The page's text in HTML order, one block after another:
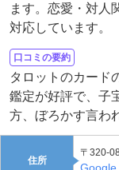
ます。恋愛・対人
対応しています。
口コミの要約
タロットのカード
鑑定が好評で、子
方、ぼろかす言わ
住所
〒320-